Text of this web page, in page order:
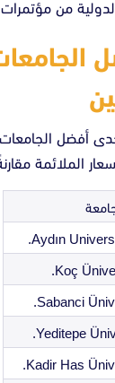
من
أفضل
الملائمة